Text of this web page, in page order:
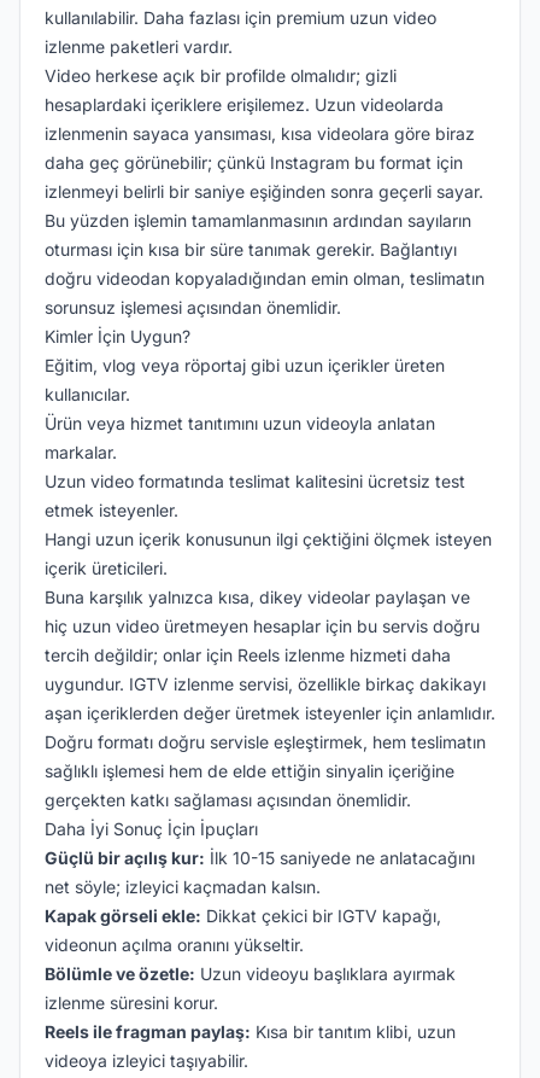
kullanılabilir. Daha fazlası için premium uzun video
izlenme paketleri vardır.
Video herkese açık bir profilde olmalıdır; gizli
hesaplardaki içeriklere erişilemez. Uzun videolarda
izlenmenin sayaca yansıması, kısa videolara göre biraz
daha geç görünebilir; çünkü Instagram bu format için
izlenmeyi belirli bir saniye eşiğinden sonra geçerli sayar.
Bu yüzden işlemin tamamlanmasının ardından sayıların
oturması için kısa bir süre tanımak gerekir. Bağlantıyı
doğru videodan kopyaladığından emin olman, teslimatın
sorunsuz işlemesi açısından önemlidir.
Kimler İçin Uygun?
Eğitim, vlog veya röportaj gibi uzun içerikler üreten
kullanıcılar.
Ürün veya hizmet tanıtımını uzun videoyla anlatan
markalar.
Uzun video formatında teslimat kalitesini ücretsiz test
etmek isteyenler.
Hangi uzun içerik konusunun ilgi çektiğini ölçmek isteyen
içerik üreticileri.
Buna karşılık yalnızca kısa, dikey videolar paylaşan ve
hiç uzun video üretmeyen hesaplar için bu servis doğru
tercih değildir; onlar için Reels izlenme hizmeti daha
uygundur. IGTV izlenme servisi, özellikle birkaç dakikayı
aşan içeriklerden değer üretmek isteyenler için anlamlıdır.
Doğru formatı doğru servisle eşleştirmek, hem teslimatın
sağlıklı işlemesi hem de elde ettiğin sinyalin içeriğine
gerçekten katkı sağlaması açısından önemlidir.
Daha İyi Sonuç İçin İpuçları
Güçlü bir açılış kur: İlk 10-15 saniyede ne anlatacağını
net söyle; izleyici kaçmadan kalsın.
Kapak görseli ekle: Dikkat çekici bir IGTV kapağı,
videonun açılma oranını yükseltir.
Bölümle ve özetle: Uzun videoyu başlıklara ayırmak
izlenme süresini korur.
Reels ile fragman paylaş: Kısa bir tanıtım klibi, uzun
videoya izleyici taşıyabilir.